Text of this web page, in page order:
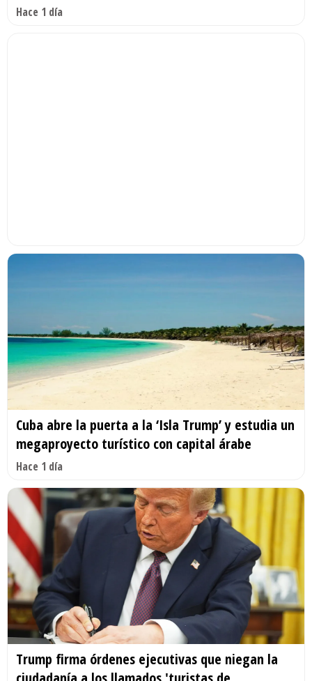
Hace 1 día
Cuba abre la puerta a la ‘Isla Trump’ y estudia un
megaproyecto turístico con capital árabe
Hace 1 día
Trump firma órdenes ejecutivas que niegan la